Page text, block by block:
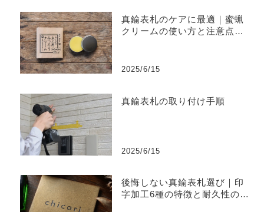
真鍮表札のケアに最適｜蜜蝋
クリームの使い方と注意点ま
2025/6/15
真鍮表札の取り付け手順
2025/6/15
後悔しない真鍮表札選び｜印
字加工6種の特徴と耐久性の違